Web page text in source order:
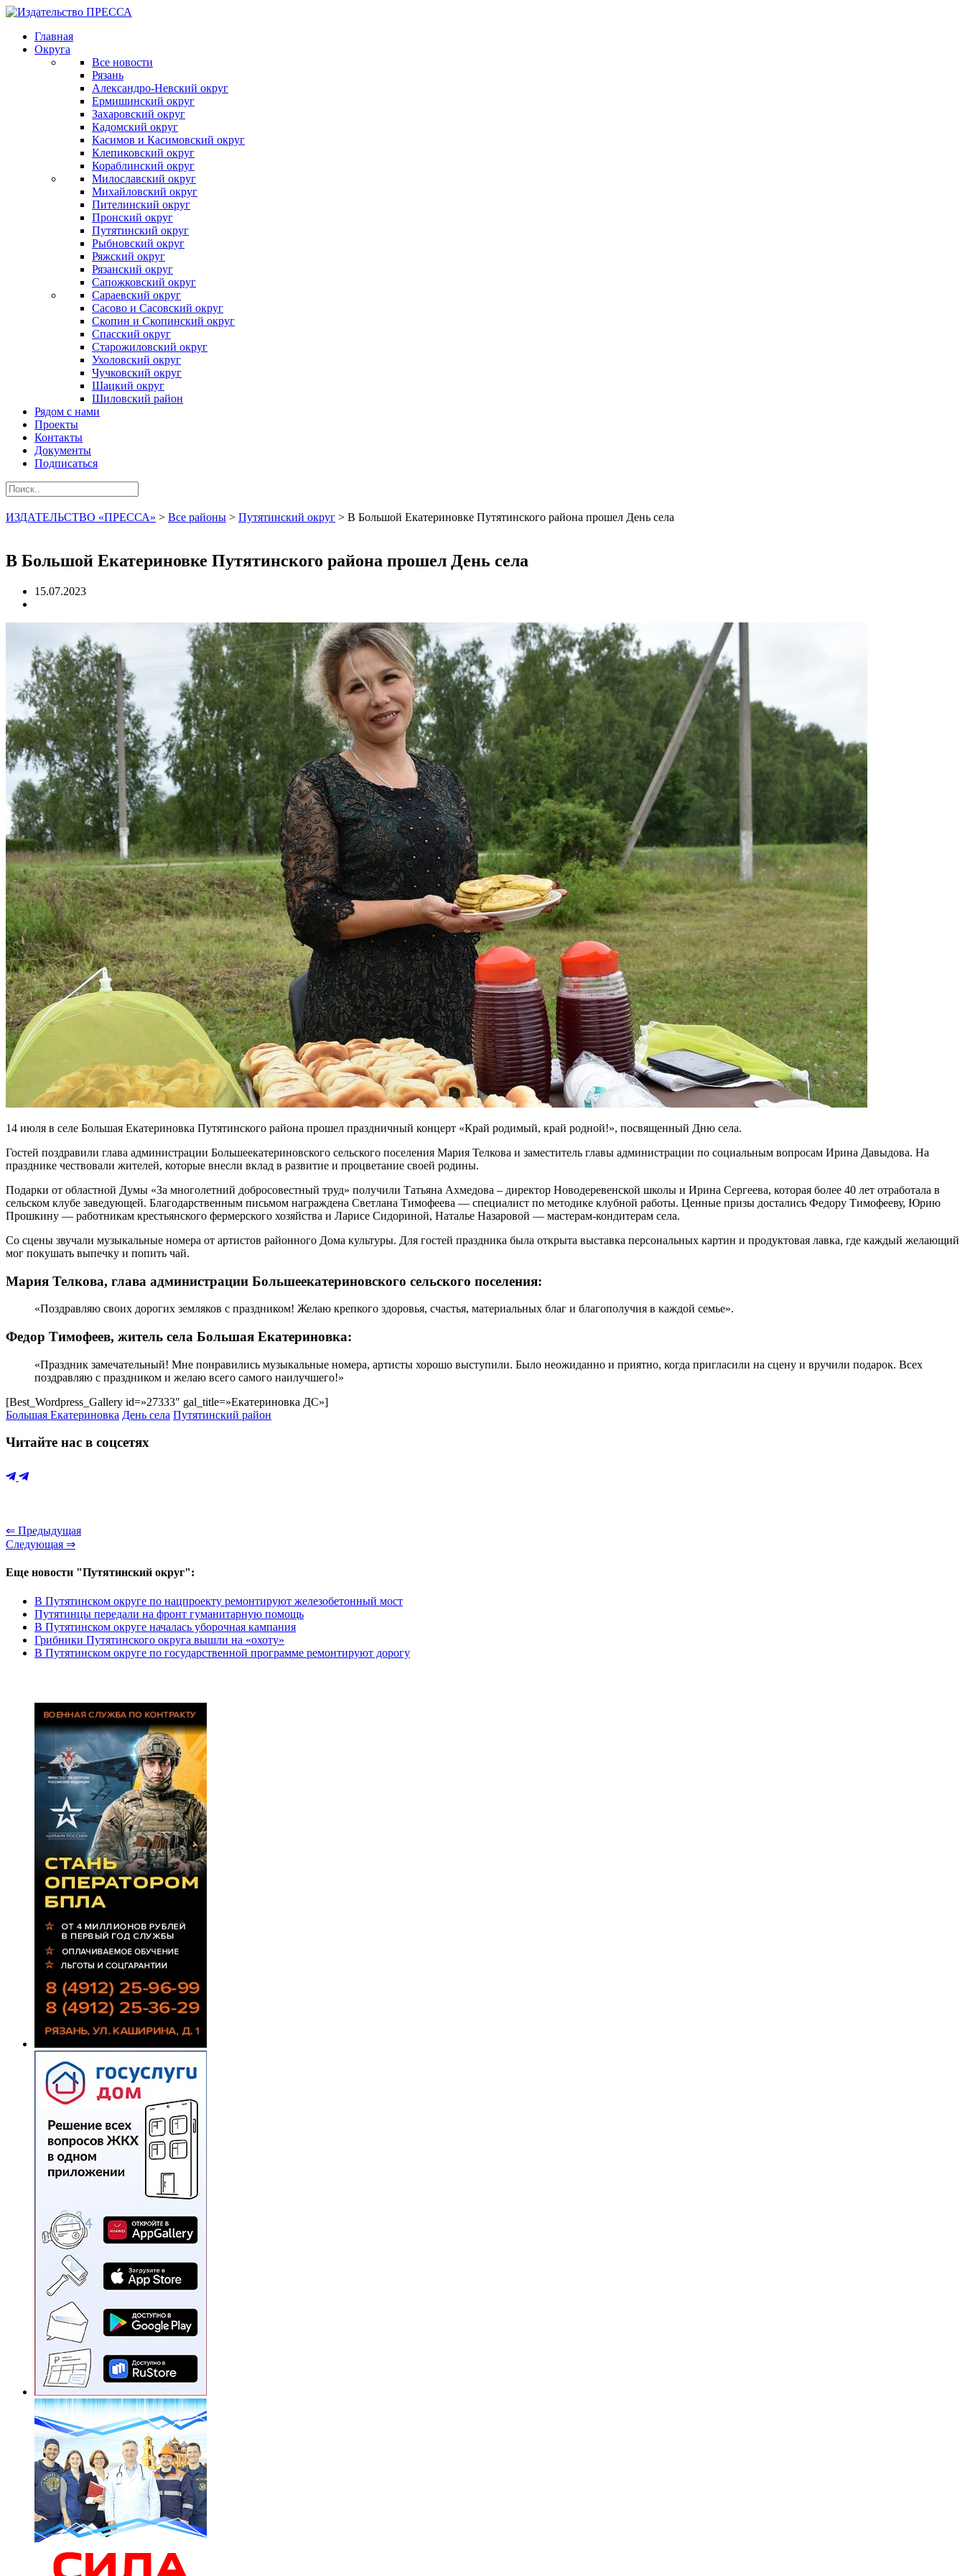
Главная
Округа
Все новости
Рязань
Александро-Невский округ
Ермишинский округ
Захаровский округ
Кадомский округ
Касимов и Касимовский округ
Клепиковский округ
Кораблинский округ
Милославский округ
Михайловский округ
Пителинский округ
Пронский округ
Путятинский округ
Рыбновский округ
Ряжский округ
Рязанский округ
Сапожковский округ
Сараевский округ
Сасово и Сасовский округ
Скопин и Скопинский округ
Спасский округ
Старожиловский округ
Ухоловский округ
Чучковский округ
Шацкий округ
Шиловский район
Рядом с нами
Проекты
Контакты
Документы
Подписаться
ИЗДАТЕЛЬСТВО «ПРЕССА» > Все районы > Путятинский округ > В Большой Екатериновке Путятинского района прошел День села
В Большой Екатериновке Путятинского района прошел День села
15.07.2023
14 июля в селе Большая Екатериновка Путятинского района прошел праздничный концерт «Край родимый, край родной!», посвященный Дню села.
Гостей поздравили глава администрации Большеекатериновского сельского поселения Мария Телкова и заместитель главы администрации по социальным вопросам Ирина Давыдова. На
празднике чествовали жителей, которые внесли вклад в развитие и процветание своей родины.
Подарки от областной Думы «За многолетний добросовестный труд» получили Татьяна Ахмедова – директор Новодеревенской школы и Ирина Сергеева, которая более 40 лет отработала в
сельском клубе заведующей. Благодарственным письмом награждена Светлана Тимофеева — специалист по методике клубной работы. Ценные призы достались Федору Тимофееву, Юрию
Прошкину — работникам крестьянского фермерского хозяйства и Ларисе Сидориной, Наталье Назаровой — мастерам-кондитерам села.
Со сцены звучали музыкальные номера от артистов районного Дома культуры. Для гостей праздника была открыта выставка персональных картин и продуктовая лавка, где каждый желающий
мог покушать выпечку и попить чай.
Мария Телкова, глава администрации Большеекатериновского сельского поселения:
«Поздравляю своих дорогих земляков с праздником! Желаю крепкого здоровья, счастья, материальных благ и благополучия в каждой семье».
Федор Тимофеев, житель села Большая Екатериновка:
«Праздник замечательный! Мне понравились музыкальные номера, артисты хорошо выступили. Было неожиданно и приятно, когда пригласили на сцену и вручили подарок. Всех
поздравляю с праздником и желаю всего самого наилучшего!»
[Best_Wordpress_Gallery id=»27333″ gal_title=»Екатериновка ДС»]
Большая Екатериновка День села Путятинский район
Читайте нас в соцсетях
⇐ Предыдущая
Следующая ⇒
Еще новости "Путятинский округ":
В Путятинском округе по нацпроекту ремонтируют железобетонный мост
Путятинцы передали на фронт гуманитарную помощь
В Путятинском округе началась уборочная кампания
Грибники Путятинского округа вышли на «охоту»
В Путятинском округе по государственной программе ремонтируют дорогу